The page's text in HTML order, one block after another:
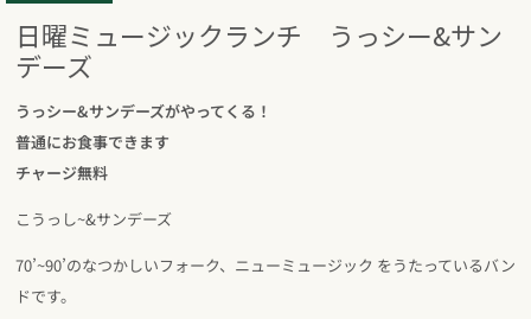
日曜ミュージックランチ うっシー&サン
デーズ
うっシー&サンデーズがやってくる！
普通にお食事できます
チャージ無料
こうっし~&サンデーズ
70’~90’のなつかしいフォーク、ニューミュージック をうたっているバン
ドです。